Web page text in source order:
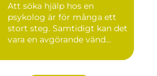
Att söka hjälp hos en
psykolog är för många ett
stort steg. Samtidigt kan det
vara en avgörande vänd...